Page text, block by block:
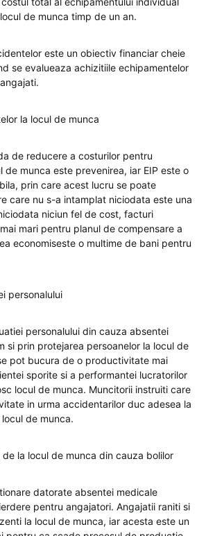
de munca timp de un an.
este un obiectiv financiar cheie
se evalueaza achizitiile echipamentelor
la locul de munca
de reducere a costurilor pentru
de munca este prevenirea, iar EIP este o
prin care acest lucru se poate
care nu s-a intamplat niciodata este una
niciun fel de cost, facturi
mari pentru planul de compensare a
economiseste o multime de bani pentru
personalului
personalului din cauza absentei
si prin protejarea persoanelor la locul de
pot bucura de o productivitate mai
sporite si a performantei lucratorilor
locul de munca. Muncitorii instruiti care
in urma accidentarilor duc adesea la
de munca.
la locul de munca din cauza bolilor
datorate absentei medicale
pentru angajatori. Angajatii raniti si
la locul de munca, iar acesta este un